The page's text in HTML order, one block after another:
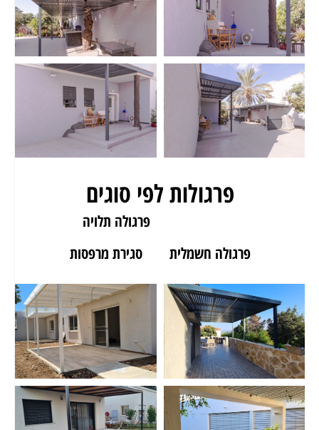
פרגולות לפי סוגים
פרגולה תלויה
פרגולה חשמלית
סגירת מרפסות